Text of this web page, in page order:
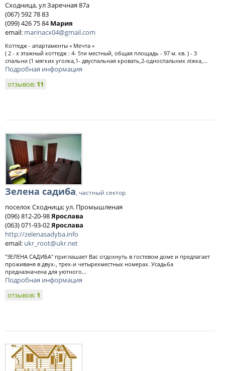
Сходница, ул Заречная 87а
(067) 592 78 83
(099) 426 75 84Мария
email: marinacx04@gmail.com
Коттедж - апартаменты « Мечта »
( 2 - х этажный коттедж : 4- 5ти местный, общая площадь - 97 м. кв. ) - 3
спальни (1 мягких уголка,1- двуспальная кровать,2-односпальних ліжка,...
Подробная информация
отзывов: 11
Зелена садиба, частный сектор
поселок Сходница; ул. Промышленая
(096) 812-20-98Ярослава
(063) 071-93-02Ярослава
http://zelenasadyba.info
email: ukr_root@ukr.net
"ЗЕЛЕНА САДИБА" приглашает Вас отдохнуть в гостевом доме и предлагает
проживаня в двух-, трех-и четырехместных номерах. Усадьба
предназначена для уютного...
Подробная информация
отзывов: 1